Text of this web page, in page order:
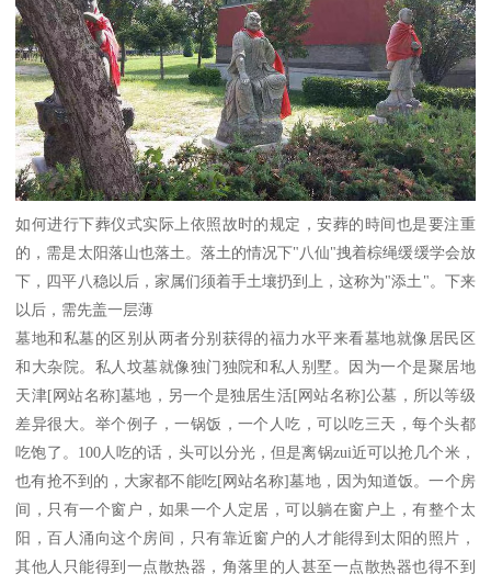
如何进行下葬仪式实际上依照故时的规定，安葬的時间也是要注重
的，需是太阳落山也落土。落土的情况下"八仙"拽着棕绳缓缓学会放
下，四平八稳以后，家属们须着手土壤扔到上，这称为"添土"。下来
以后，需先盖一层薄
墓地和私墓的区别从两者分别获得的福力水平来看墓地就像居民区
和大杂院。私人坟墓就像独门独院和私人别墅。因为一个是聚居地
天津[网站名称]墓地，另一个是独居生活[网站名称]公墓，所以等级
差异很大。举个例子，一锅饭，一个人吃，可以吃三天，每个头都
吃饱了。100人吃的话，头可以分光，但是离锅zui近可以抢几个米，
也有抢不到的，大家都不能吃[网站名称]墓地，因为知道饭。一个房
间，只有一个窗户，如果一个人定居，可以躺在窗户上，有整个太
阳，百人涌向这个房间，只有靠近窗户的人才能得到太阳的照片，
其他人只能得到一点散热器，角落里的人甚至一点散热器也得不到